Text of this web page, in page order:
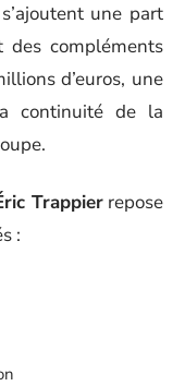
une part
compléments
d’euros, une
continuité de la
Trappierrepose
: